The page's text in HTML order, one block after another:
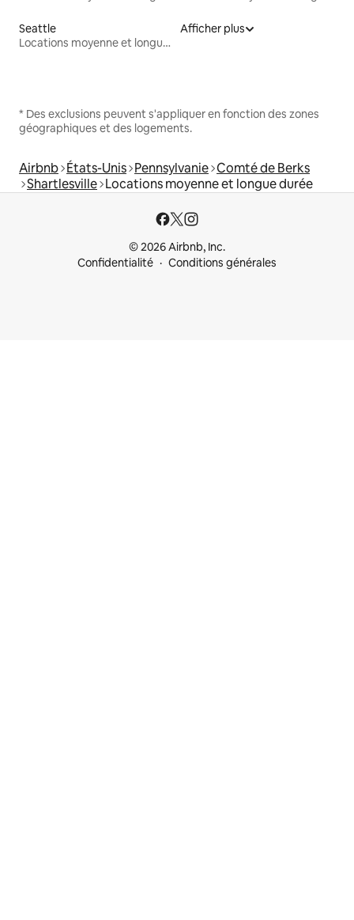
Seattle
Locations moyenne et longue durée
Afficher plus
* Des exclusions peuvent s'appliquer en fonction des zones
géographiques et des logements.
Airbnb États-Unis Pennsylvanie Comté de Berks
Shartlesville Locations moyenne et longue durée
© 2026 Airbnb, Inc.
Confidentialité
Conditions générales